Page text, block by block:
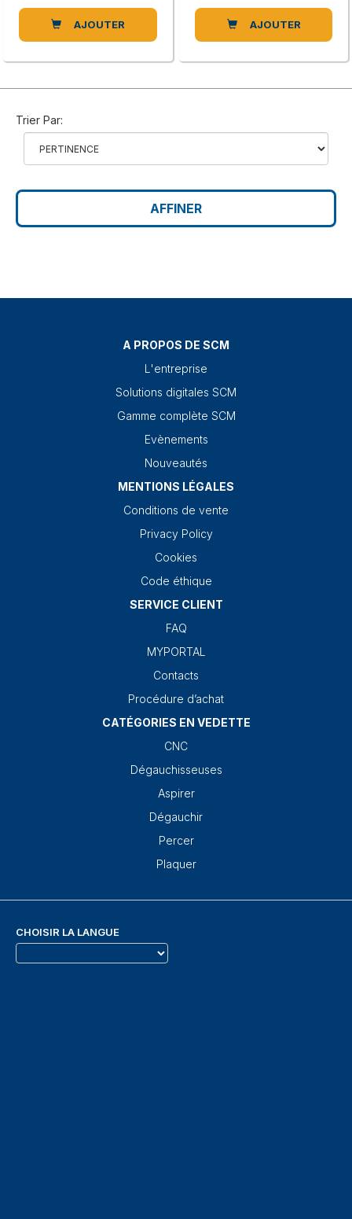
AJOUTER AJOUTER
Trier Par:
AFFINER
A PROPOS DE SCM
L'entreprise
Solutions digitales SCM
Gamme complète SCM
Evènements
Nouveautés
MENTIONS LÉGALES
Conditions de vente
Privacy Policy
Cookies
Code éthique
SERVICE CLIENT
FAQ
MYPORTAL
Contacts
Procédure d’achat
CATÉGORIES EN VEDETTE
CNC
Dégauchisseuses
Aspirer
Dégauchir
Percer
Plaquer
CHOISIR LA LANGUE